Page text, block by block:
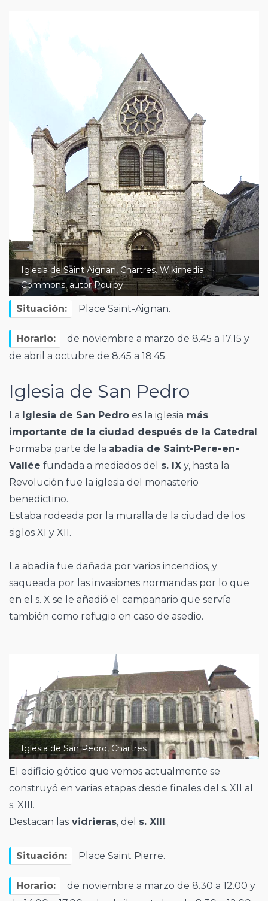
Iglesia de Saint Aignan, Chartres. Wikimedia
Commons, autor Poulpy
Situación: Place Saint-Aignan.
Horario:
de noviembre a marzo de 8.45 a 17.15 y
de abril a octubre de 8.45 a 18.45.
Iglesia de San Pedro
La Iglesia de San Pedro es la iglesia más
importante de la ciudad después de la Catedral.
Formaba parte de la abadía de Saint-Pere-en-
Vallée fundada a mediados del s. IX y, hasta la
Revolución fue la iglesia del monasterio
benedictino.
Estaba rodeada por la muralla de la ciudad de los
siglos XI y XII.
La abadía fue dañada por varios incendios, y
saqueada por las invasiones normandas por lo que
en el s. X se le añadió el campanario que servía
también como refugio en caso de asedio.
Iglesia de San Pedro, Chartres
El edificio gótico que vemos actualmente se
construyó en varias etapas desde finales del s. XII al
s. XIII.
Destacan las vidrieras, del s. XIII.
Situación: Place Saint Pierre.
Horario:
de noviembre a marzo de 8.30 a 12.00 y